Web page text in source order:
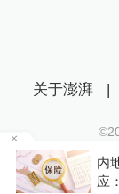
内
应
关于澎湃 |
沪ICP证
互联